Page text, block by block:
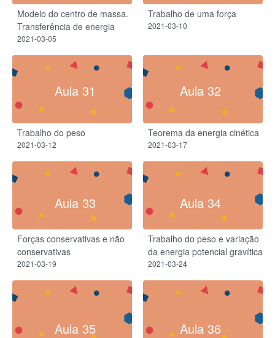
Modelo do centro de massa.
Transferência de energia
2021-03-05
Trabalho de uma força​
2021-03-10
Aula 31
Trabalho do peso​
2021-03-12
Aula 32
Teorema da energia cinética
2021-03-17
Aula 33
Forças conservativas e não
conservativas
2021-03-19
Aula 34
Trabalho do peso e variação
da energia potencial gravítica
2021-03-24
Aula 35 Aula 36